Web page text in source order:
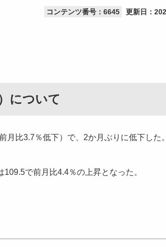
コンテンツ番号：6645 更新日：
について
比3.7％低下）で、2か月ぶりに低下した
で前月比4.4％の上昇となった。